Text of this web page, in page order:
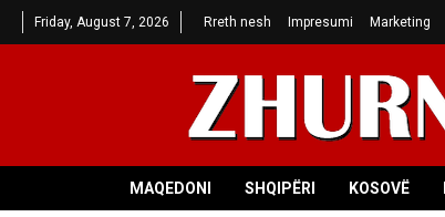
Friday, August 7, 2026 Rreth nesh Impresumi Marketing
MAQEDONI SHQIPËRI KOSOVË